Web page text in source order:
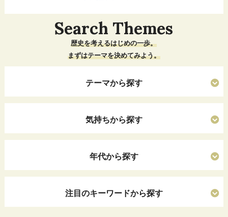
Search Themes
歴史を考えるはじめの一歩。
まずはテーマを決めてみよう。
テーマから探す
気持ちから探す
年代から探す
注目のキーワードから探す